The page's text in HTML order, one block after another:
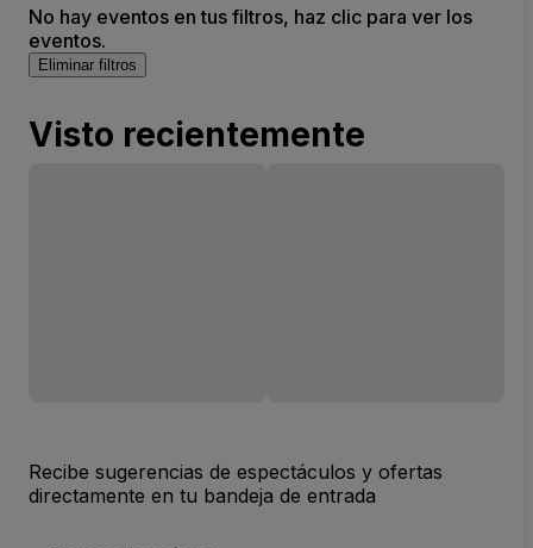
No hay eventos en tus filtros, haz clic para ver los
eventos.
Eliminar filtros
Visto recientemente
Recibe sugerencias de espectáculos y ofertas
directamente en tu bandeja de entrada